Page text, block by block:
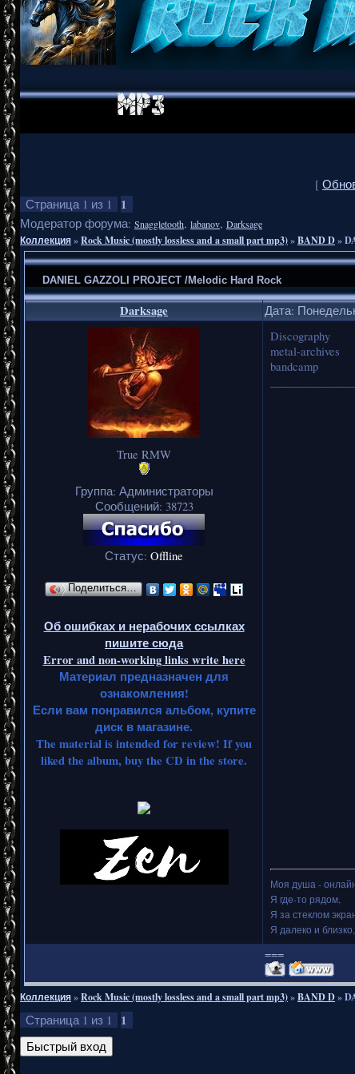
[
Страница 1 из 1 1
Модератор форума: Snaggletooth, labanov, Darksage
Коллекция»Rock Music (mostly lossless and a small part mp3)»BAND D»
DANIEL GAZZOLI PROJECT /Melodic Hard Rock
Darksage Дата:
True RMW
Группа: Администраторы
Сообщений: 38723
Статус: Offline
Поделиться…
Об ошибках и нерабочих ссылках
пишите сюда
Error and non-working links write here
Материал предназначен для
ознакомления!
Если вам понравился альбом, купите
диск в магазине.
The material is intended for review! If you
liked the album, buy the CD in the store.
Discography
metal-archives
bandcamp
Моя душа -
Я где-то рядом,
Я за стеклом
Я далеко и
===
Коллекция»Rock Music (mostly lossless and a small part mp3)»BAND D»
Страница 1 из 1 1